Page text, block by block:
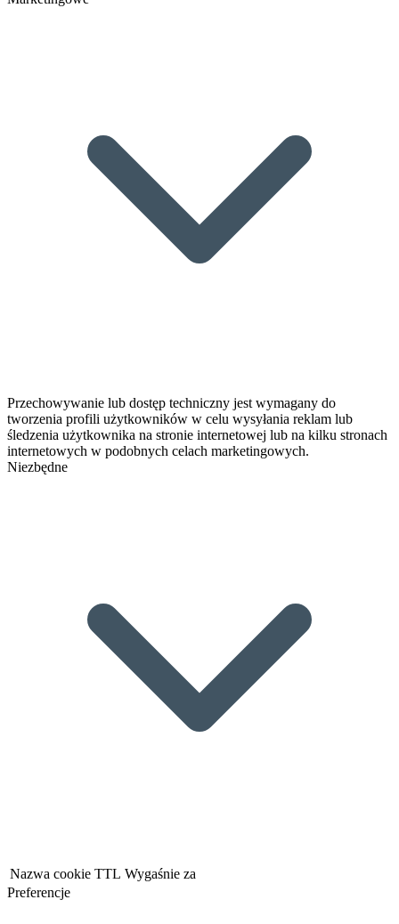
Przechowywanie lub dostęp techniczny jest wymagany do
tworzenia profili użytkowników w celu wysyłania reklam lub
śledzenia użytkownika na stronie internetowej lub na kilku stronach
internetowych w podobnych celach marketingowych.
Niezbędne
Nazwa cookie TTL Wygaśnie za
Preferencje